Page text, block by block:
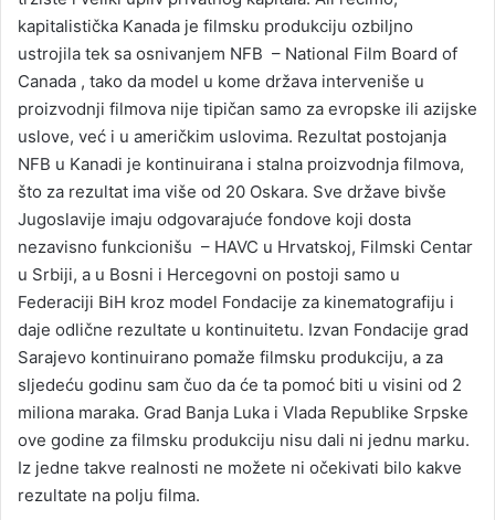
kapitalistička Kanada je filmsku produkciju ozbiljno
ustrojila tek sa osnivanjem NFB – National Film Board of
Canada , tako da model u kome država interveniše u
proizvodnji filmova nije tipičan samo za evropske ili azijske
uslove, već i u američkim uslovima. Rezultat postojanja
NFB u Kanadi je kontinuirana i stalna proizvodnja filmova,
što za rezultat ima više od 20 Oskara. Sve države bivše
Jugoslavije imaju odgovarajuće fondove koji dosta
nezavisno funkcionišu – HAVC u Hrvatskoj, Filmski Centar
u Srbiji, a u Bosni i Hercegovni on postoji samo u
Federaciji BiH kroz model Fondacije za kinematografiju i
daje odlične rezultate u kontinuitetu. Izvan Fondacije grad
Sarajevo kontinuirano pomaže filmsku produkciju, a za
sljedeću godinu sam čuo da će ta pomoć biti u visini od 2
miliona maraka. Grad Banja Luka i Vlada Republike Srpske
ove godine za filmsku produkciju nisu dali ni jednu marku.
Iz jedne takve realnosti ne možete ni očekivati bilo kakve
rezultate na polju filma.